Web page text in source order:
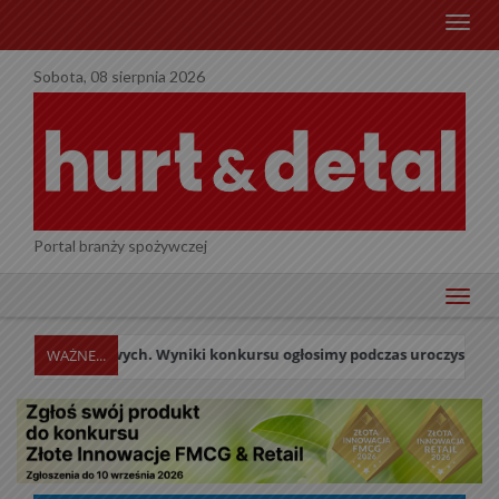
menu
Sobota, 08 sierpnia 2026
Portal branży spożywczej
menu
Wyniki konkursu ogłosimy podczas uroczystej Gali w dniu